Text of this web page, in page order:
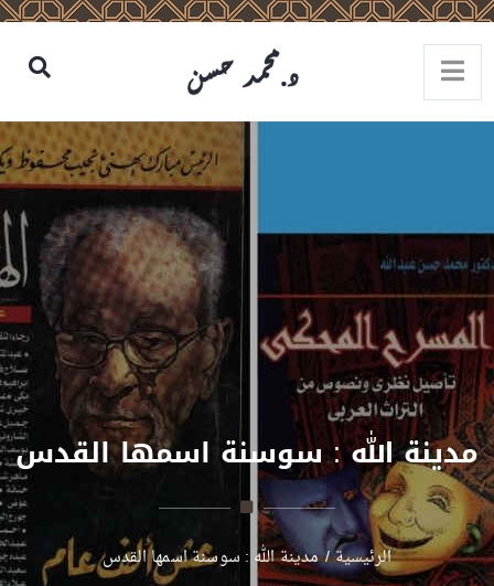
مدينة الله : سوسنة اسمها القدس
الرئيسية/مدينة الله : سوسنة اسمها القدس